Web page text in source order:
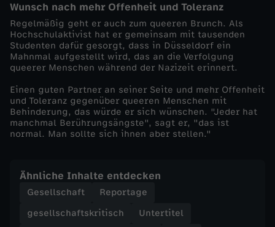
e
E
n
z
e
l
Wunsch nach mehr Offenheit und Toleranz
Regelmäßig geht er auch zum queeren Brunch. Als
Hochschulaktivist hat er gemeinsam mit tausenden
Studenten dafür gesorgt, dass in Düsseldorf ein
Mahnmal aufgestellt wird, das an die Verfolgung
queerer Menschen während der Nazizeit erinnert.
Einen guten Partner an seiner Seite und mehr Offenheit
und Toleranz gegenüber queeren Menschen mit
Behinderung, das würde er sich wünschen. "Jeder hat
manchmal Berührungsängste", sagt er, "das ist
normal. Man sollte sich ihnen aber stellen."
Ähnliche Inhalte entdecken
Gesellschaft
Reportage
gesellschaftskritisch
Untertitel